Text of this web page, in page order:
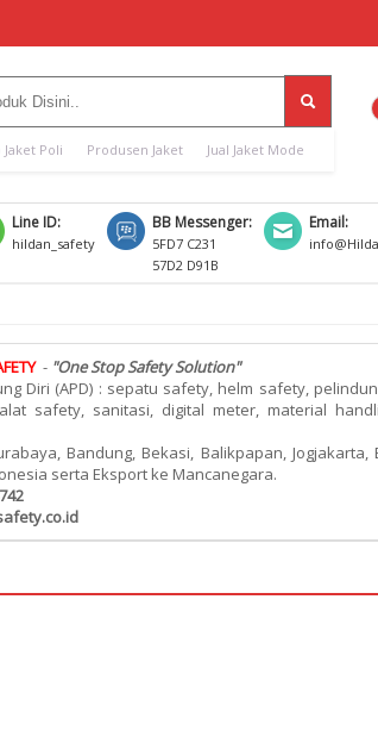
Poli Produsen Jaket Jual Jaket Mode
Line ID:
hildan_safety
BB Messenger:
5FD7 C231
57D2 D91B
Email:
- "One Stop Safety Solution"
Diri (APD) : sepatu safety, helm safety,
safety, sanitasi, digital meter, material
Bandung, Bekasi, Balikpapan, Jogjakarta,
serta Eksport ke Mancanegara.